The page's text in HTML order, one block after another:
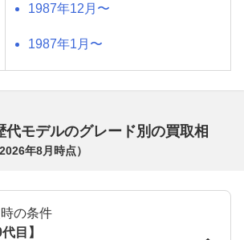
1987年12月〜
1987年1月〜
代モデルのグレード別の買取相
2026年8月 時点）
の条件
代目】